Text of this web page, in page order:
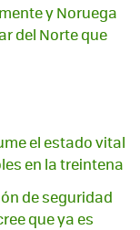
y Noruega
del Norte que
el estado vital
en la treintena
de seguridad
que ya es